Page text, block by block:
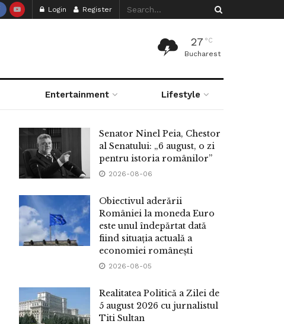
Login Register
27 °C
Bucharest
Entertainment Lifestyle
Senator Ninel Peia, Chestor
al Senatului: „6 august, o zi
pentru istoria românilor”
2026-08-06
Obiectivul aderării
României la moneda Euro
este unul îndepărtat dată
fiind situația actuală a
economiei românești
2026-08-05
Realitatea Politică a Zilei de
5 august 2026 cu jurnalistul
Titi Sultan